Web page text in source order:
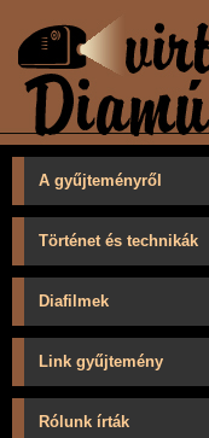
A gyűjteményről
Történet és technikák
Diafilmek
Link gyűjtemény
Rólunk írták